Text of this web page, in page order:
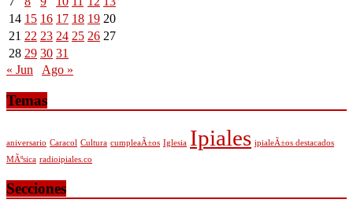
14 15 16 17 18 19 20
21 22 23 24 25 26 27
28 29 30 31
« Jun
Ago »
Temas
aniversario Caracol Cultura cumpleaÃ±os Iglesia Ipiales ipialeÃ±os destacados
MÃºsica radioipiales.co
Secciones